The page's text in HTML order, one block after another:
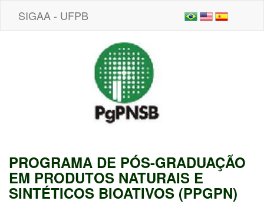
SIGAA - UFPB
PROGRAMA DE PÓS-GRADUAÇÃO
EM PRODUTOS NATURAIS E
SINTÉTICOS BIOATIVOS (PPGPN)